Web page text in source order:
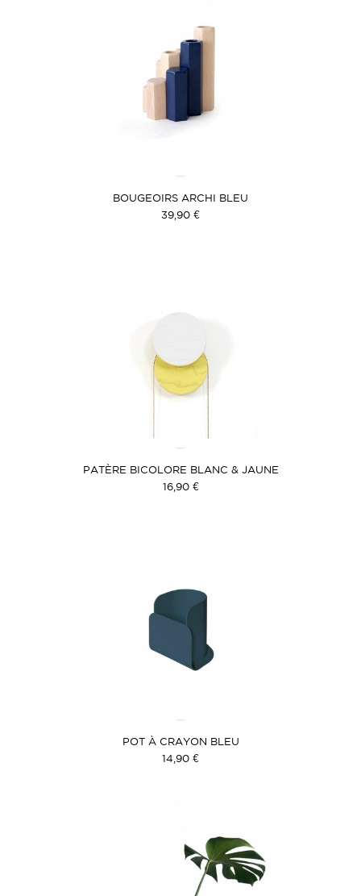
BOUGEOIRS ARCHI BLEU
39,90 €
PATÈRE BICOLORE BLANC & JAUNE
16,90 €
POT À CRAYON BLEU
14,90 €